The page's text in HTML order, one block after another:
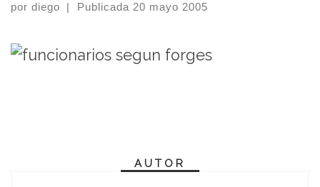
por diego | Publicada 20 mayo 2005
AUTOR